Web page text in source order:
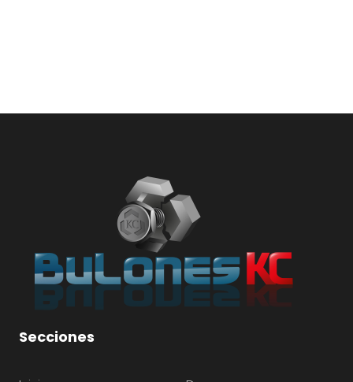
Secciones